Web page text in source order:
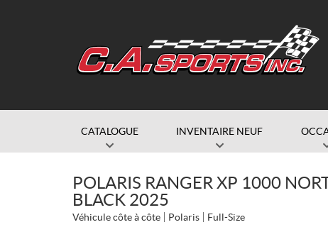
CATALOGUE INVENTAIRE NEUF
POLARIS RANGER XP 1000
BLACK 2025
Véhicule côte à côte Polaris Full-Size